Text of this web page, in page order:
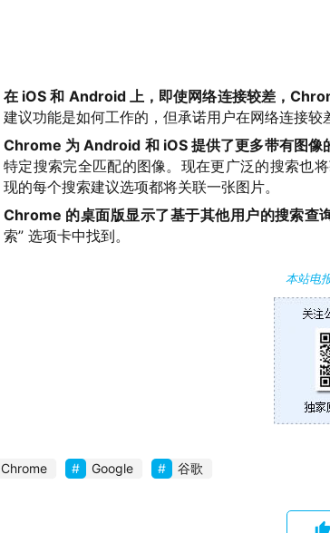
在 iOS 和 Android 上，即使网络连接较差，
建议功能是如何工作的，但承诺用户在网络连接
Chrome 为 Android 和 iOS 提供了更多带有图像
特定搜索完全匹配的图像。现在更广泛的搜索也
现的每个搜索建议选项都将关联一张图片。
Chrome 的桌面版显示了基于其他用户的搜索查
索” 选项卡中找到。
本站电
Chrome Google 谷歌